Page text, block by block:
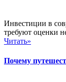
Инвестиции в
требуют оценки
Читать»
Почему